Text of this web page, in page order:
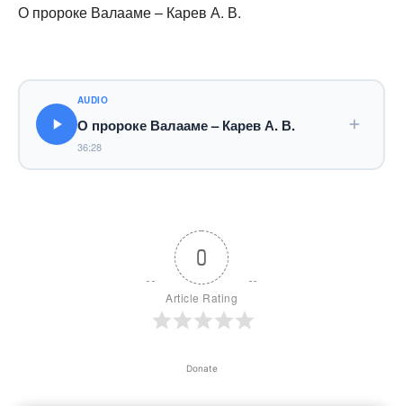
О пророке Валааме – Карев А. В.
AUDIO
О пророке Валааме – Карев А. В.
36:28
0
Article Rating
Donate